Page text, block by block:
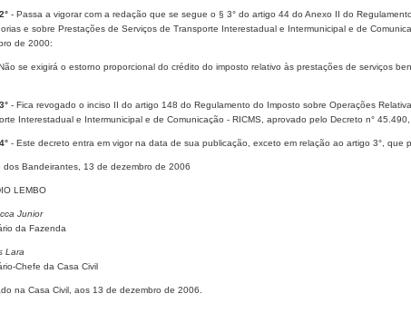
- Passa a vigorar com a redação que se segue o § 3° do artigo 44 do Anexo II do
e sobre Prestações de Serviços de Transporte Interestadual e Intermunicipal e de
de 2000:
Não se exigirá o estorno proporcional do crédito do imposto relativo às prestações de serviços
- Fica revogado o inciso II do artigo 148 do Regulamento do Imposto sobre Operações
Interestadual e Intermunicipal e de Comunicação - RICMS, aprovado pelo Decreto n°
- Este decreto entra em vigor na data de sua publicação, exceto em relação ao artigo 3°, que
dos Bandeirantes, 13 de dezembro de 2006
LEMBO
Junior
da Fazenda
Lara
Chefe da Casa Civil
na Casa Civil, aos 13 de dezembro de 2006.